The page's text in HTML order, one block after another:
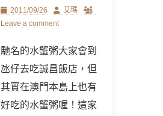
Posted
on
2011/09/26 Author
艾瑪
Leave a comment
馳名的水蟹粥大家會到
氹仔去吃誠昌飯店，但
其實在澳門本島上也有
好吃的水蟹粥喔！這家